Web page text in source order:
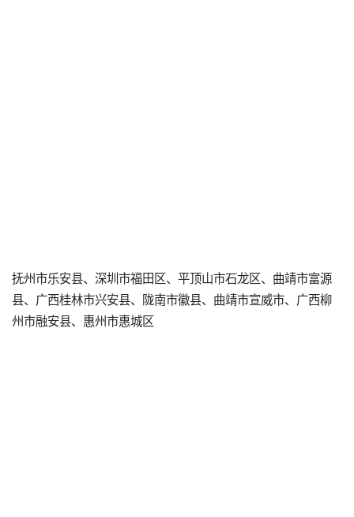
抚州市乐安县、深圳市福田区、平顶山市石龙区、曲靖市富源
县、广西桂林市兴安县、陇南市徽县、曲靖市宣威市、广西柳
州市融安县、惠州市惠城区